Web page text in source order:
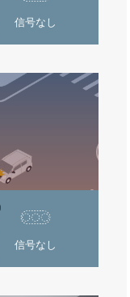
信号なし
信号なし